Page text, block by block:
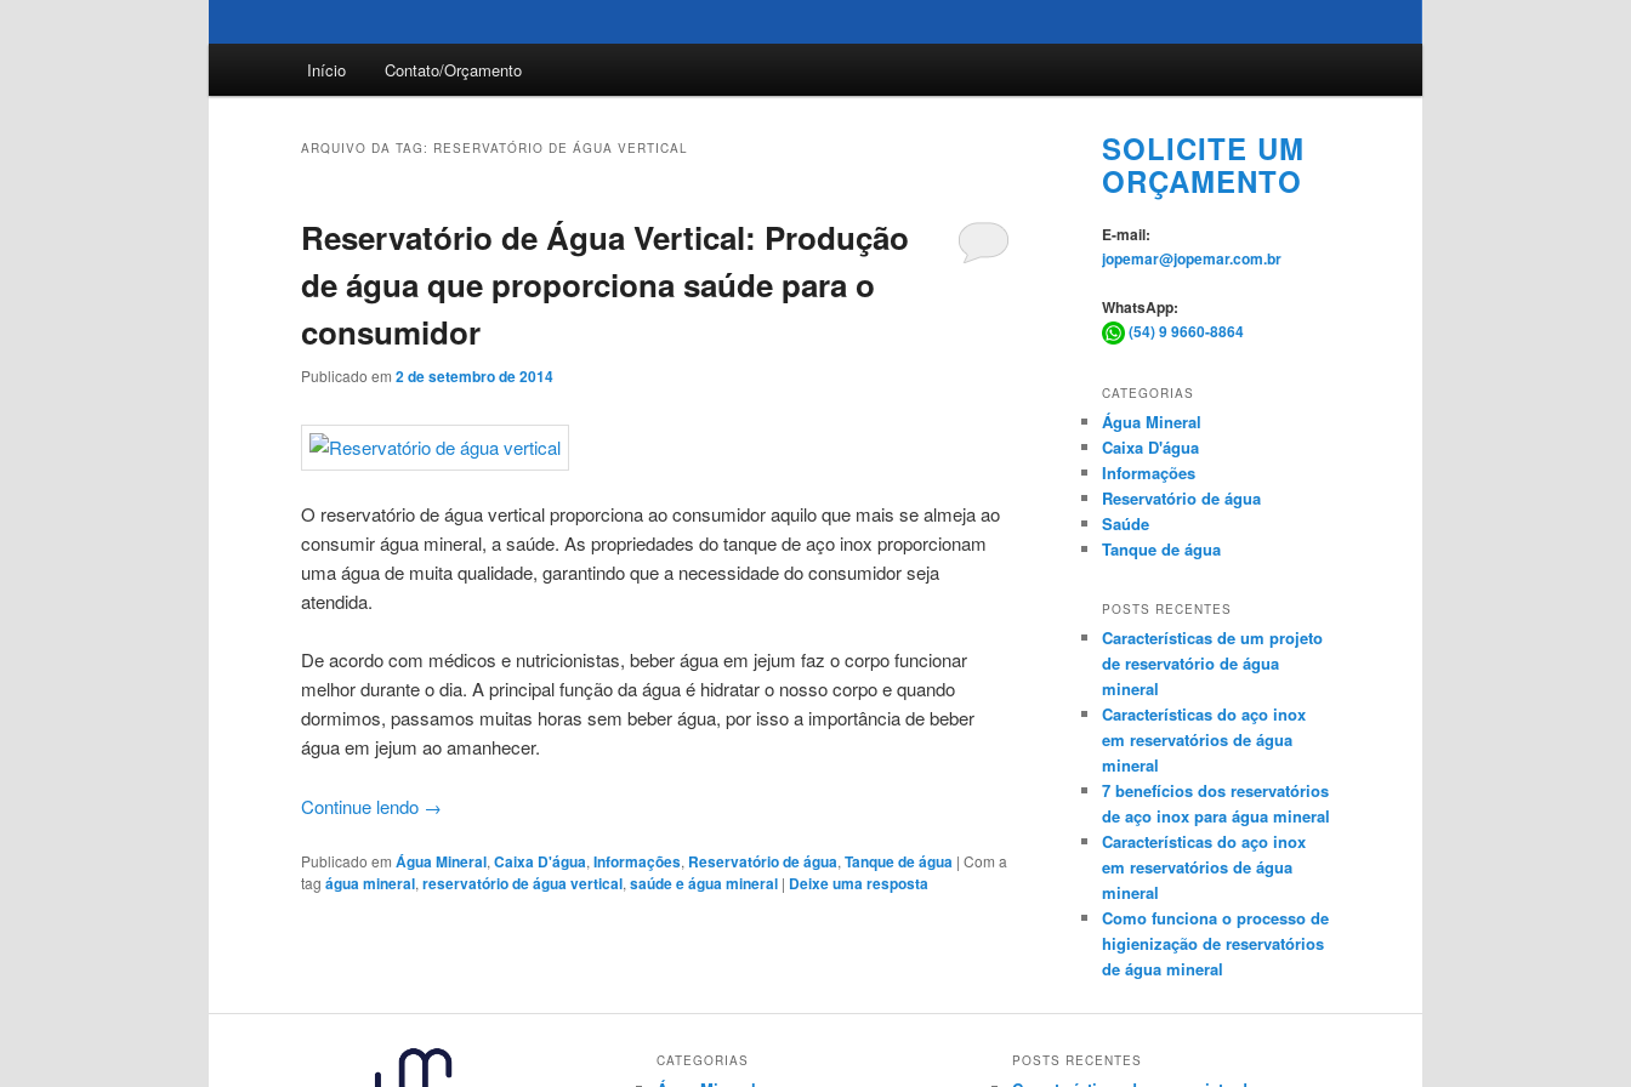
Início Contato/Orçamento
ARQUIVO DA TAG: RESERVATÓRIO DE ÁGUA VERTICAL
Reservatório de Água Vertical: Produção
de água que proporciona saúde para o
consumidor
Publicado em 2 de setembro de 2014
O reservatório de água vertical proporciona ao consumidor aquilo que mais se almeja ao
consumir água mineral, a saúde. As propriedades do tanque de aço inox proporcionam
uma água de muita qualidade, garantindo que a necessidade do consumidor seja
atendida.
De acordo com médicos e nutricionistas, beber água em jejum faz o corpo funcionar
melhor durante o dia. A principal função da água é hidratar o nosso corpo e quando
dormimos, passamos muitas horas sem beber água, por isso a importância de beber
água em jejum ao amanhecer.
Continue lendo →
Publicado em Água Mineral, Caixa D'água, Informações, Reservatório de água, Tanque de água | Com a
tag água mineral, reservatório de água vertical, saúde e água mineral | Deixe uma resposta
SOLICITE UM
ORÇAMENTO
E-mail:
jopemar@jopemar.com.br
WhatsApp:
(54) 9 9660-8864
CATEGORIAS
Água Mineral
Caixa D'água
Informações
Reservatório de água
Saúde
Tanque de água
POSTS RECENTES
Características de um projeto
de reservatório de água
mineral
Características do aço inox
em reservatórios de água
mineral
7 benefícios dos reservatórios
de aço inox para água mineral
Características do aço inox
em reservatórios de água
mineral
Como funciona o processo de
higienização de reservatórios
de água mineral
CATEGORIAS POSTS RECENTES